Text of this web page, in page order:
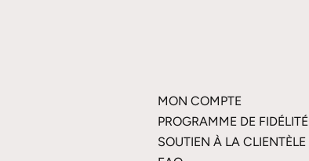
MON COMPTE
PROGRAMME DE FIDÉLITÉ
SOUTIEN À LA CLIENTÈLE